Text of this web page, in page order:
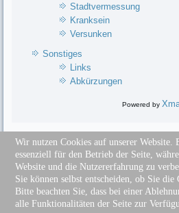
Stadtvermessung
Kranksein
Versunken
Sonstiges
Links
Abkürzungen
Powered by
Sitemap
Impressum
Disclaimer
Wir nutzen Cookies auf unserer Website.
essenziell für den Betrieb der Seite,
Website und die Nutzererfahrung zu
Sie können selbst entscheiden, ob Sie die
Bitte beachten Sie, dass bei einer
alle Funktionalitäten der Seite zur